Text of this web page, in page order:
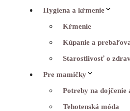
Hygiena a kŕmenie
Kŕmenie
Kúpanie a
Starostlivosť o
Pre mamičky
Potreby na dojčenie
Tehotenská móda